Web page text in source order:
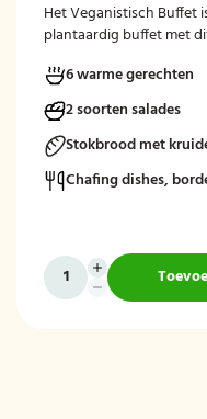
HetVeganistisch Buffet
plantaardig buffet met
feesten,
andere gelegenheden.
een gevarieerde keuze
producten en sluit aan bij
bewust of veganistisch
6 warme gerechten
2 soorten salades
Stokbrood met
Chafing dishes,